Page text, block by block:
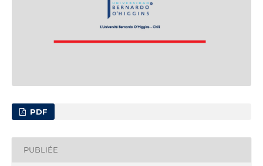
PDF
PUBLIÉE